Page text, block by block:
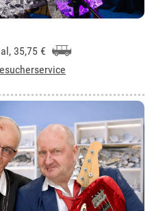
, 35,75 €